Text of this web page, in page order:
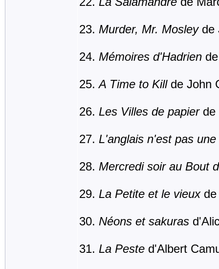
Murder, Mr. Mosleyde
Mémoires d'Hadrien
A Time to Killde John
Les Villes de papierde
L'anglais n'est pas
Mercredi soir au Bout
La Petite et le vieuxde
Néons et sakuras
La Peste d'Albert